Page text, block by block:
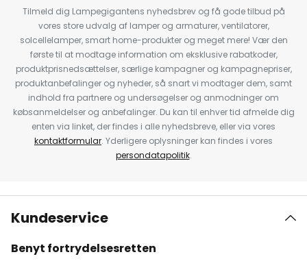
Tilmeld dig Lampegigantens nyhedsbrev og få gode tilbud på
vores store udvalg af lamper og armaturer, ventilatorer,
solcellelamper, smart home-produkter og meget mere! Vær den
første til at modtage information om eksklusive rabatkoder,
produktprisnedsættelser, særlige kampagner og kampagnepriser,
produktanbefalinger og nyheder, så snart vi modtager dem, samt
indhold fra partnere og undersøgelser og anmodninger om
købsanmeldelser og anbefalinger. Du kan til enhver tid afmelde dig
enten via linket, der findes i alle nyhedsbreve, eller via vores
kontaktformular. Yderligere oplysninger kan findes i vores
persondatapolitik.
Kundeservice
Benyt fortrydelsesretten